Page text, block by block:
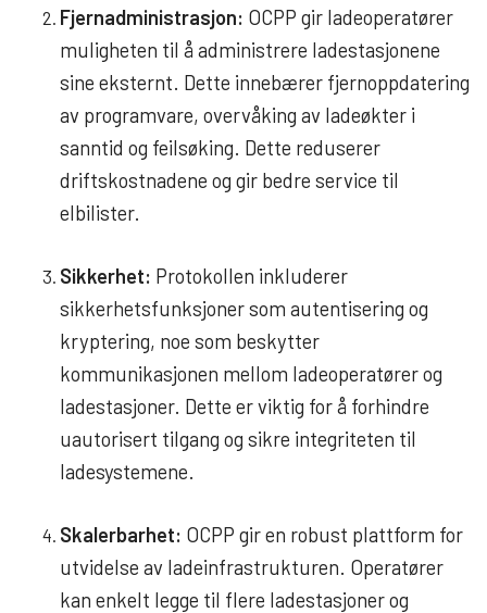
Fjernadministrasjon: OCPP gir ladeoperatører
muligheten til å administrere ladestasjonene
sine eksternt. Dette innebærer fjernoppdatering
av programvare, overvåking av ladeøkter i
sanntid og feilsøking. Dette reduserer
driftskostnadene og gir bedre service til
elbilister.
Sikkerhet: Protokollen inkluderer
sikkerhetsfunksjoner som autentisering og
kryptering, noe som beskytter
kommunikasjonen mellom ladeoperatører og
ladestasjoner. Dette er viktig for å forhindre
uautorisert tilgang og sikre integriteten til
ladesystemene.
Skalerbarhet: OCPP gir en robust plattform for
utvidelse av ladeinfrastrukturen. Operatører
kan enkelt legge til flere ladestasjoner og